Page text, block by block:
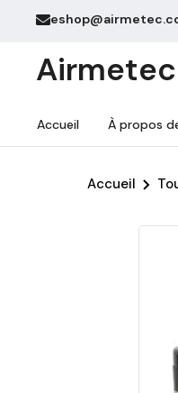
Airmetec
Accueil À propos
Accueil